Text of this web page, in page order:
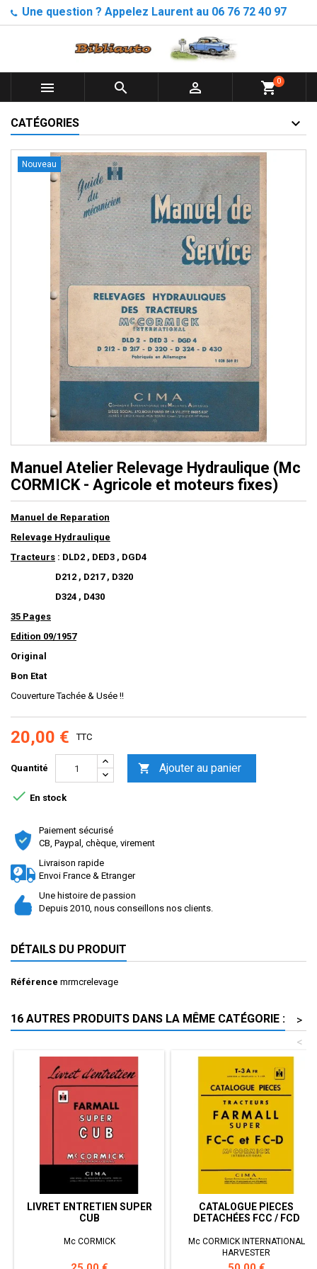
Une question ? Appelez Laurent au 06 76 72 40 97
   shopping_cart0
CATÉGORIES
Nouveau
Manuel Atelier Relevage Hydraulique (Mc
CORMICK - Agricole et moteurs fixes)
Manuel de Reparation
Relevage Hydraulique
Tracteurs : DLD2 , DED3 , DGD4
D212 , D217 , D320
D324 , D430
35 Pages
Edition 09/1957
Original
Bon Etat
Couverture Tachée & Usée !!
20,00 € TTC
Quantité  Ajouter au panier
 En stock
Paiement sécurisé
CB, Paypal, chèque, virement
Livraison rapide
Envoi France & Etranger
Une histoire de passion
Depuis 2010, nous conseillons nos clients.
DÉTAILS DU PRODUIT
Référence mrmcrelevage
16 AUTRES PRODUITS DANS LA MÊME CATÉGORIE :
>
<
LIVRET ENTRETIEN SUPER
CUB
Mc CORMICK
CATALOGUE PIECES
DETACHÉES FCC / FCD
Mc CORMICK INTERNATIONAL
HARVESTER